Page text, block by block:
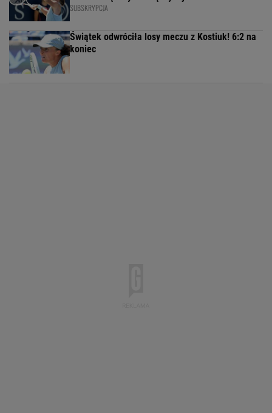
SUBSKRYPCJA
Świątek odwróciła losy meczu z Kostiuk! 6:2 na
koniec